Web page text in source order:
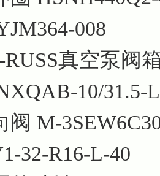
008
真空泵阀
10/31.5-
阀 M-
32-R16-L-40